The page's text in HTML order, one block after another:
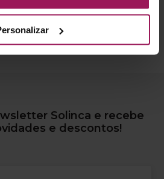
musicais.
Solinca e recebe
e descontos!